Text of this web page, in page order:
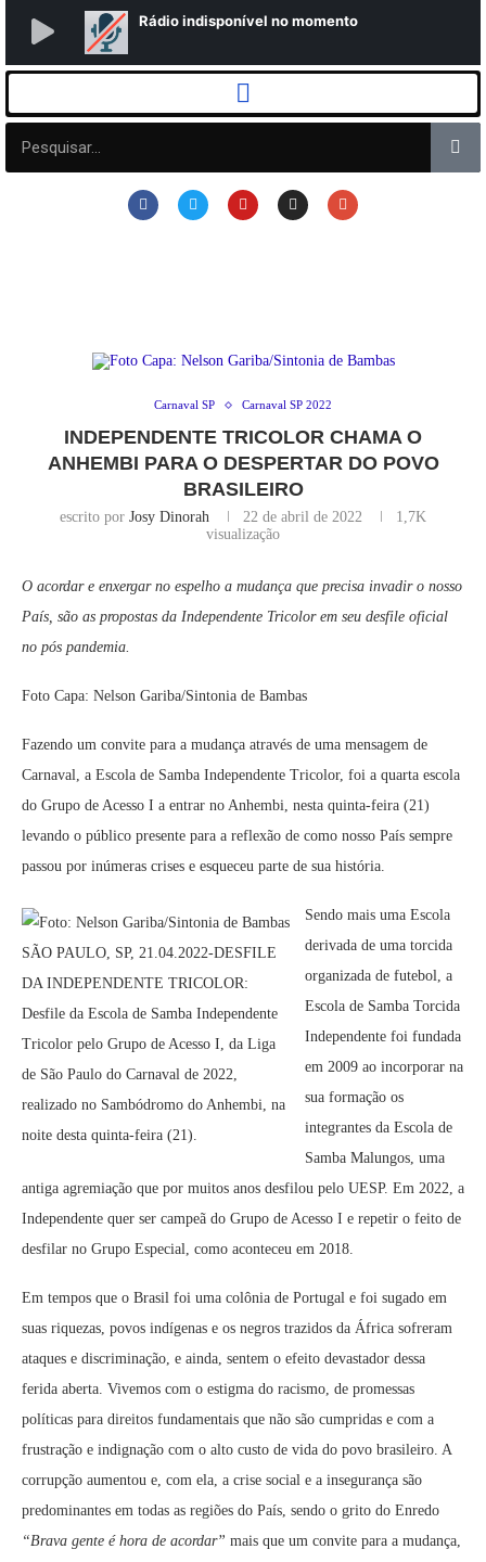
Carnaval SP Carnaval SP 2022
INDEPENDENTE TRICOLOR CHAMA O
ANHEMBI PARA O DESPERTAR DO POVO
BRASILEIRO
escrito por Josy Dinorah 22 de abril de 2022
1,7K
visualização
O acordar e enxergar no espelho a mudança que precisa invadir o nosso
País, são as propostas da Independente Tricolor em seu desfile oficial
no pós pandemia.
Foto Capa: Nelson Gariba/Sintonia de Bambas
Fazendo um convite para a mudança através de uma mensagem de
Carnaval, a Escola de Samba Independente Tricolor, foi a quarta escola
do Grupo de Acesso I a entrar no Anhembi, nesta quinta-feira (21)
levando o público presente para a reflexão de como nosso País sempre
passou por inúmeras crises e esqueceu parte de sua história.
SÃO PAULO, SP, 21.04.2022-DESFILE
DA INDEPENDENTE TRICOLOR:
Desfile da Escola de Samba Independente
Tricolor pelo Grupo de Acesso I, da Liga
de São Paulo do Carnaval de 2022,
realizado no Sambódromo do Anhembi, na
noite desta quinta-feira (21).
Sendo mais uma Escola
derivada de uma torcida
organizada de futebol, a
Escola de Samba Torcida
Independente foi fundada
em 2009 ao incorporar na
sua formação os
integrantes da Escola de
Samba Malungos, uma
antiga agremiação que por muitos anos desfilou pelo UESP. Em 2022, a
Independente quer ser campeã do Grupo de Acesso I e repetir o feito de
desfilar no Grupo Especial, como aconteceu em 2018.
Em tempos que o Brasil foi uma colônia de Portugal e foi sugado em
suas riquezas, povos indígenas e os negros trazidos da África sofreram
ataques e discriminação, e ainda, sentem o efeito devastador dessa
ferida aberta. Vivemos com o estigma do racismo, de promessas
políticas para direitos fundamentais que não são cumpridas e com a
frustração e indignação com o alto custo de vida do povo brasileiro. A
corrupção aumentou e, com ela, a crise social e a insegurança são
predominantes em todas as regiões do País, sendo o grito do Enredo
“Brava gente é hora de acordar” mais que um convite para a mudança,